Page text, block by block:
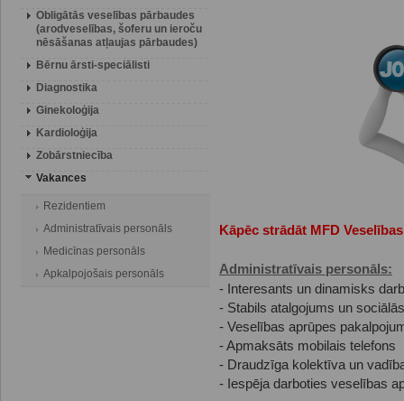
Obligātās veselības pārbaudes
(arodveselības, šoferu un ieroču
nēsāšanas atļaujas pārbaudes)
Bērnu ārsti-speciālisti
Diagnostika
Ginekoloģija
Kardioloģija
Zobārstniecība
Vakances
Rezidentiem
Administratīvais personāls
Medicīnas personāls
Apkalpojošais personāls
Kāpēc strādāt MFD
Administratīvais personāls:
- Interesants un dinamisks
- Stabils atalgojums un
- Veselības aprūpes
- Apmaksāts mobilais telefons
- Draudzīga kolektīva un
- Iespēja darboties veselības